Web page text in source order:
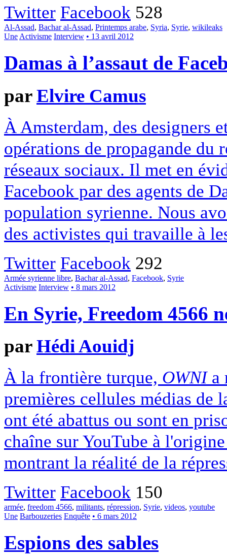
Twitter Facebook 528
Al-Assad, Bachar al-Assad, Printemps arabe, Syria, Syrie, wikileaks
Une Activisme Interview • 13 avril 2012
Damas à l’assaut de
parElvire Camus
À Amsterdam, des designers
opérations de propagande du
réseaux sociaux. Il met en
Facebook par des agents de
population syrienne. Nous
des activistes qui travaille à
Twitter Facebook 292
Armée syrienne libre, Bachar al-Assad, Facebook, Syrie
Activisme Interview • 8 mars 2012
En Syrie, Freedom 4566
parHédi Aouidj
À la frontière turque, OWNIa
premières cellules médias de
ont été abattus ou sont en
chaîne sur YouTube à
montrant la réalité de la
Twitter Facebook 150
armée, freedom 4566, militants, répression, Syrie, videos, youtube
Une Barbouzeries Enquête • 6 mars 2012
Espions des sables